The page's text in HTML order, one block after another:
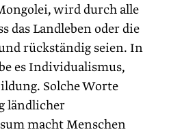
wird durch alle
das Landleben oder die
rückständig seien. In
es Individualismus,
Solche Worte
ländlicher
macht Menschen